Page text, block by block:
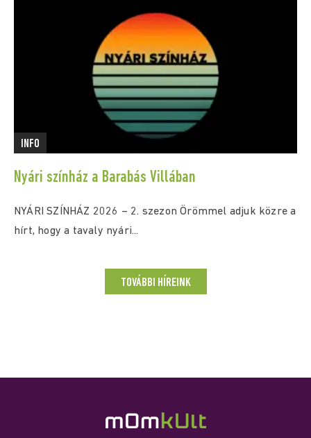
INFO
Nyári színház a Barabás Villában
NYÁRI SZÍNHÁZ 2026 – 2. szezon Örömmel adjuk közre a
hírt, hogy a tavaly nyári...
TOVÁBBI HÍREINK